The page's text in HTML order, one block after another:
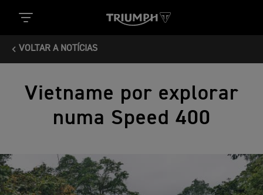
VOLTAR A NOTÍCIAS
Vietname por explorar
numa Speed 400